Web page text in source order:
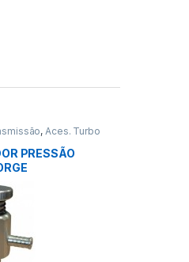
,Aces. Turbo
PRESSÃO